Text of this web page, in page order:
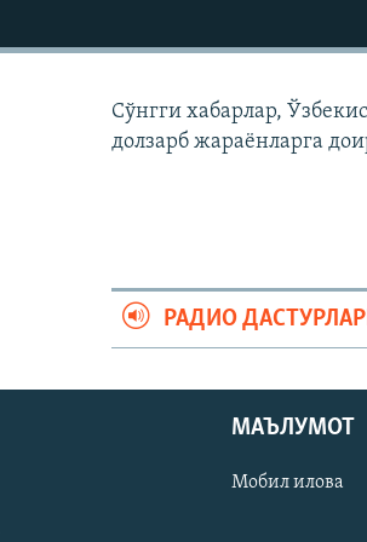
Сўнгги хабарлар,
долзарб жараëнларга
РАДИО
МАЪЛУМОТ
Мобил илова